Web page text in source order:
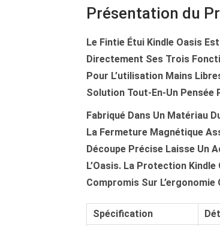
Présentation du
Le Fintie Étui Kindle Oasis
Directement Ses Trois
Pour L’utilisation Mains
Solution Tout-En-Un Pensée
Fabriqué Dans Un Matériau
La Fermeture Magnétique
Découpe Précise Laisse Un
L’Oasis. La Protection Kindle
Compromis Sur L’ergonomie
Spécification